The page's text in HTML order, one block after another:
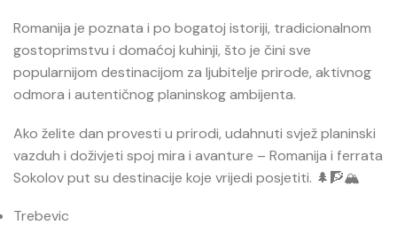
Romanija je poznata i po bogatoj istoriji, tradicionalnom
gostoprimstvu i domaćoj kuhinji, što je čini sve
popularnijom destinacijom za ljubitelje prirode, aktivnog
odmora i autentičnog planinskog ambijenta.
Ako želite dan provesti u prirodi, udahnuti svjež planinski
vazduh i doživjeti spoj mira i avanture – Romanija i ferrata
Sokolov put su destinacije koje vrijedi posjetiti. 🌲🧗🏔️
Trebevic